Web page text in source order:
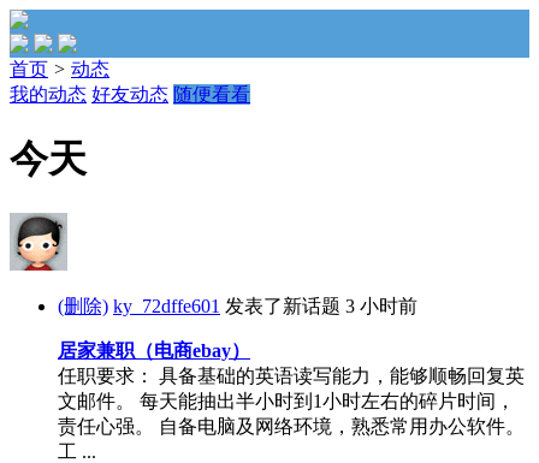
首页 > 动态
我的动态 好友动态 随便看看
今天
(删除) ky_72dffe601 发表了新话题 3 小时前
居家兼职（电商ebay）
任职要求： 具备基础的英语读写能力，能够顺畅回复英
文邮件。 每天能抽出半小时到1小时左右的碎片时间，
责任心强。 自备电脑及网络环境，熟悉常用办公软件。
工 ...